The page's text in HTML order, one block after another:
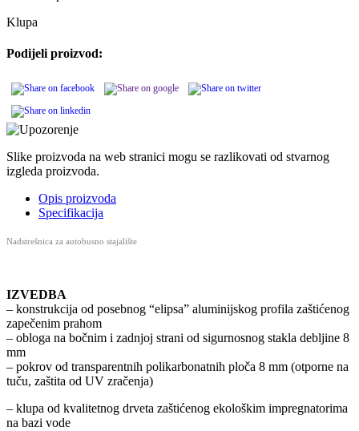
Klupa
Podijeli proizvod:
Slike proizvoda na web stranici mogu se razlikovati od stvarnog
izgleda proizvoda.
Opis proizvoda
Specifikacija
Nadstrešnica za autobusno stajalište
IZVEDBA
– konstrukcija od posebnog “elipsa” aluminijskog profila zaštićenog
zapečenim prahom
– obloga na bočnim i zadnjoj strani od sigurnosnog stakla debljine 8
mm
– pokrov od transparentnih polikarbonatnih ploča 8 mm (otporne na
tuču, zaštita od UV zračenja)
– klupa od kvalitetnog drveta zaštićenog ekološkim impregnatorima
na bazi vode